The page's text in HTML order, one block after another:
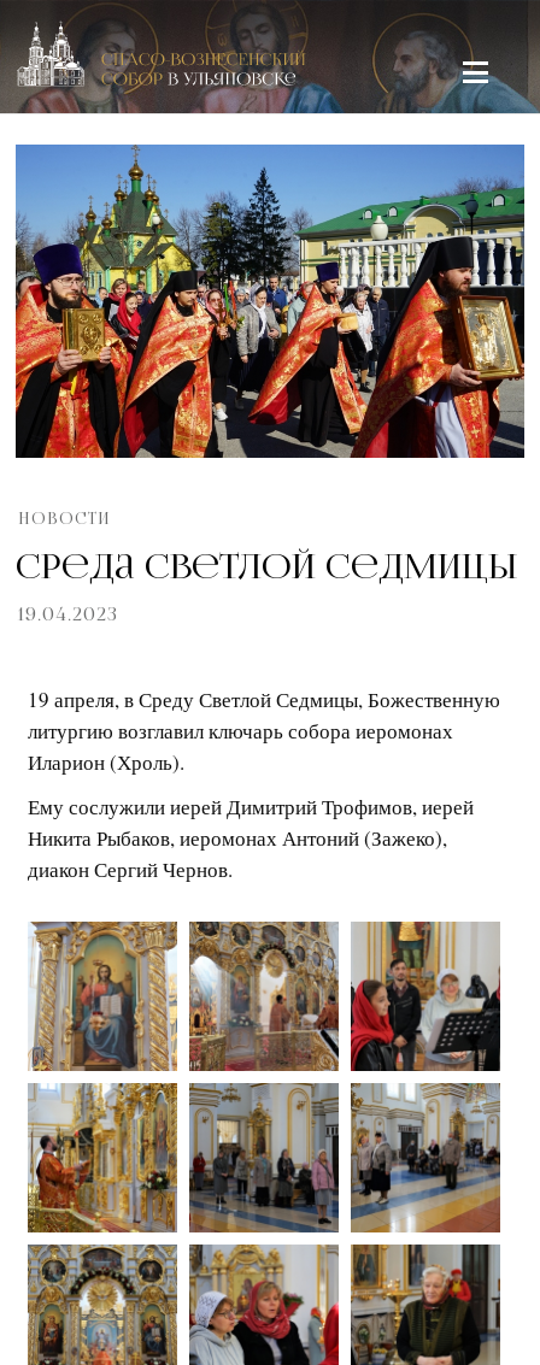
Спасо-Вознесенский кафедральный собор в Ульяновске
НОВОСТИ
Среда Светлой Седмицы
19.04.2023
19 апреля, в Среду Светлой Седмицы, Божественную
литургию возглавил ключарь собора иеромонах
Иларион (Хроль).
Ему сослужили иерей Димитрий Трофимов, иерей
Никита Рыбаков, иеромонах Антоний (Зажеко),
диакон Сергий Чернов.